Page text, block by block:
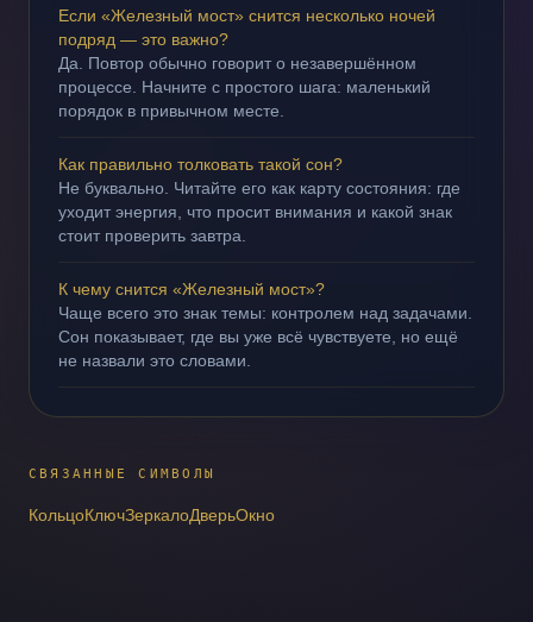
Если «Железный мост» снится несколько ночей
подряд — это важно?
Да. Повтор обычно говорит о незавершённом
процессе. Начните с простого шага: маленький
порядок в привычном месте.
Как правильно толковать такой сон?
Не буквально. Читайте его как карту состояния: где
уходит энергия, что просит внимания и какой знак
стоит проверить завтра.
К чему снится «Железный мост»?
Чаще всего это знак темы: контролем над задачами.
Сон показывает, где вы уже всё чувствуете, но ещё
не назвали это словами.
СВЯЗАННЫЕ СИМВОЛЫ
КольцоКлючЗеркалоДверьОкно